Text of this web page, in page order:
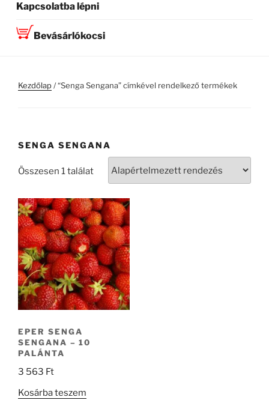
Kapcsolatba lépni
Bevásárlókocsi
Kezdőlap/ “Senga Sengana” címkével rendelkező termékek
SENGA SENGANA
Összesen 1 találat
EPER SENGA
SENGANA – 10
PALÁNTA
3 563 Ft
Kosárba teszem